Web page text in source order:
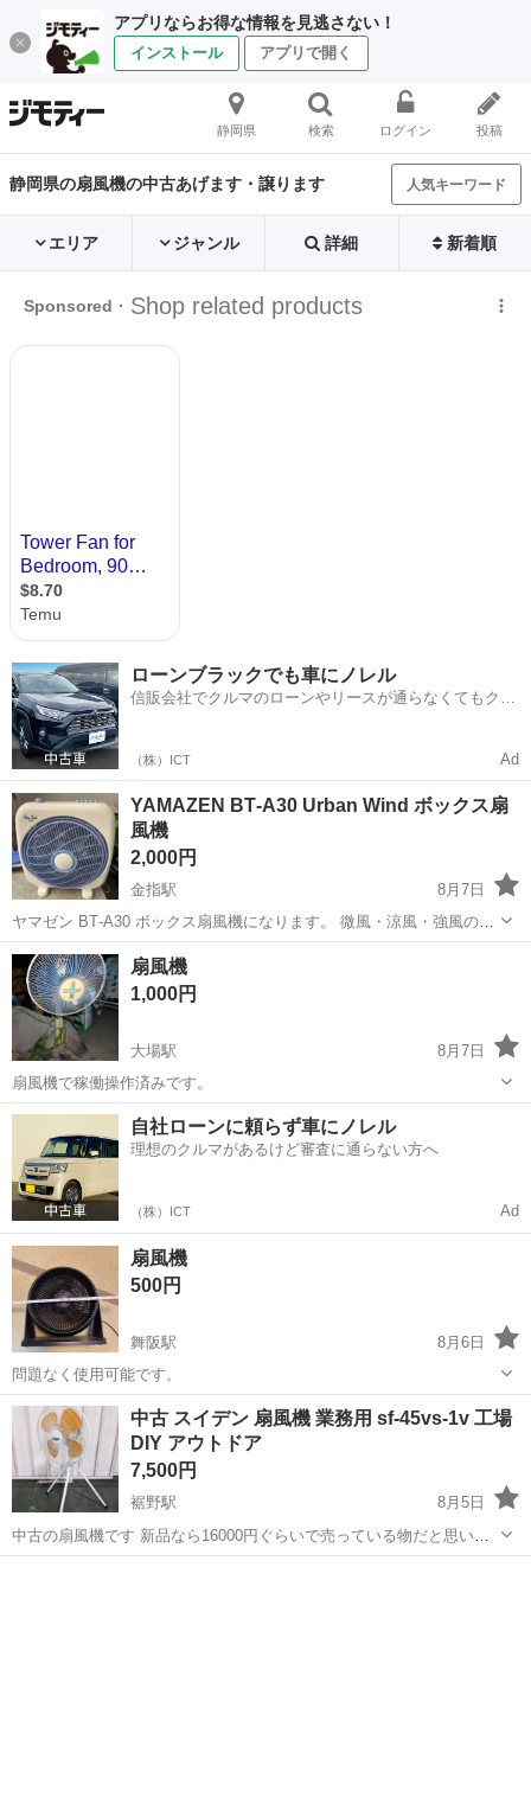
アプリならお得な情報を見逃さない！
インストール アプリで開く
静岡県 検索 ログイン 投稿
静岡県の扇風機の中古あげます・譲ります 人気キーワード
エリア ジャンル 詳細 新着順
ローンブラックでも車にノレル
信販会社でクルマのローンやリースが通らなくてもクル
（株）ICT Ad
YAMAZEN BT‑A30 Urban Wind ボックス扇
風機
2,000円
金指駅
8月7日
ヤマゼン BT‑A30 ボックス扇風機になります。 微風・涼風・強風の3
段階風量切り替えに加え、ルーバー機能、タイマー機能を搭載してい
ます。 コンパクトなキューブ型デザインで、机上や床置きどちらでも
設置可能です。 寝室や子供...
静岡 浜松市 金指駅
扇風機
1,000円
大場駅
8月7日
扇風機で稼働操作済みです。
静岡 三島市 大場駅 季節、空調家電
自社ローンに頼らず車にノレル
理想のクルマがあるけど審査に通らない方へ
（株）ICT Ad
扇風機
500円
舞阪駅
8月6日
問題なく使用可能です。
静岡 浜松市 舞阪駅 季節、空調家電
中古 スイデン 扇風機 業務用 sf-45vs-1v 工場
DIY アウトドア
7,500円
裾野駅
8月5日
中古の扇風機です 新品なら16000円ぐらいで売っている物だと思いま
す 工場で使っていたので汚れ等あります ノークレームノーリターンで